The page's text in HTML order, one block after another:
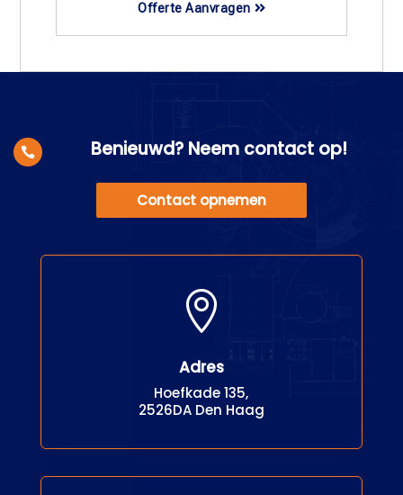
Offerte Aanvragen
 Benieuwd? Neem contact op!
Contact opnemen

Adres
Hoefkade 135,
2526DA Den Haag